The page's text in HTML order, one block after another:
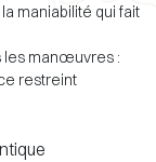
maniabilité qui fait
les manœuvres :
restreint